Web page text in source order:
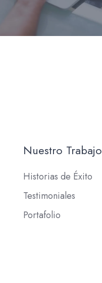
Nuestro Trabajo
Historias de Éxito
Testimoniales
Portafolio